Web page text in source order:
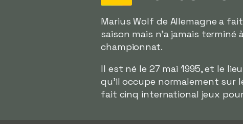
Marius Wolf de Allemagne a
saison mais n'a jamais
championnat.
Il est né le 27 mai 1995, et le
qu'il occupe normalement sur
fait cinq international jeux